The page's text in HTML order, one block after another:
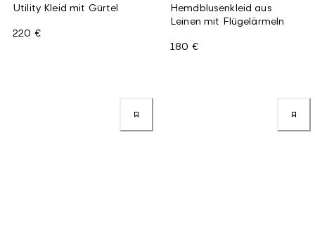
Utility Kleid mit Gürtel
220 €
Hemdblusenkleid aus
Leinen mit Flügelärmeln
180 €